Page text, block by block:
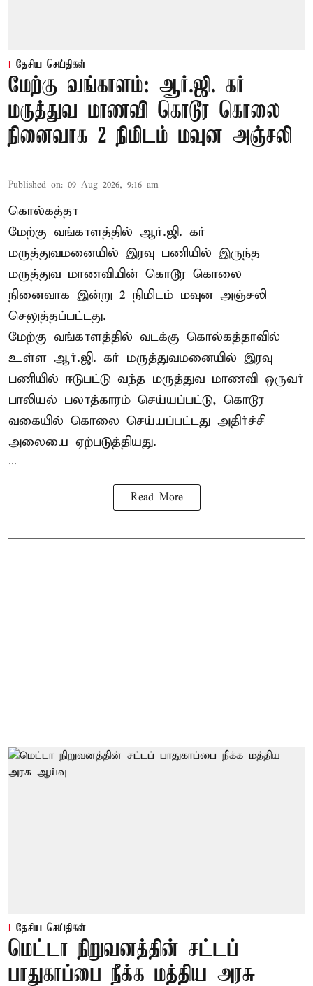
தேசிய செய்திகள்
மேற்கு வங்காளம்: ஆர்.ஜி. கர்
மருத்துவ மாணவி கொடூர கொலை
நினைவாக 2 நிமிடம் மவுன அஞ்சலி
Published on: 09 Aug 2026, 9:16 am
கொல்கத்தா
மேற்கு வங்காளத்தில் ஆர்.ஜி. கர்
மருத்துவமனையில் இரவு பணியில் இருந்த
மருத்துவ மாணவியின் கொடூர கொலை
நினைவாக இன்று 2 நிமிடம் மவுன அஞ்சலி
செலுத்தப்பட்டது.
மேற்கு வங்காளத்தில் வடக்கு கொல்கத்தாவில்
உள்ள ஆர்.ஜி. கர் மருத்துவமனையில் இரவு
பணியில் ஈடுபட்டு வந்த மருத்துவ மாணவி ஒருவர்
பாலியல் பலாத்காரம் செய்யப்பட்டு, கொடூர
வகையில் கொலை செய்யப்பட்டது அதிர்ச்சி
அலையை ஏற்படுத்தியது.
...
Read More
தேசிய செய்திகள்
மெட்டா நிறுவனத்தின் சட்டப்
பாதுகாப்பை நீக்க மத்திய அரசு